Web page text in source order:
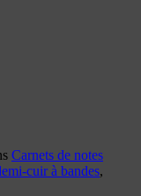
Carnets de notes
cuir à bandes,